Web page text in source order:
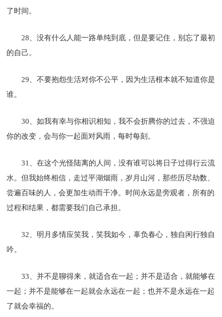
了时间。
28、没有什么人能一路单纯到底，但是要记住，别忘了最初
的自己。
29、不要抱怨生活对你不公平，因为生活根本就不知道你是
谁。
30、如我有幸与你相识相知，我不会折腾你的过去，不强迫
你的改变，会与你一起面对风雨，每时每刻。
31、在这个光怪陆离的人间，没有谁可以将日子过得行云流
水。但我始终相信，走过平湖烟雨，岁月山河，那些历尽劫数、
尝遍百味的人，会更加生动而干净。时间永远是旁观者，所有的
过程和结果，都需要我们自己承担。
32、明月多情应笑我，笑我如今，辜负春心，独自闲行独自
吟。
33、并不是聊得来，就适合在一起；并不是适合，就能够在
一起；并不是能够在一起就会永远在一起；也并不是永远在一起
了就会幸福的。